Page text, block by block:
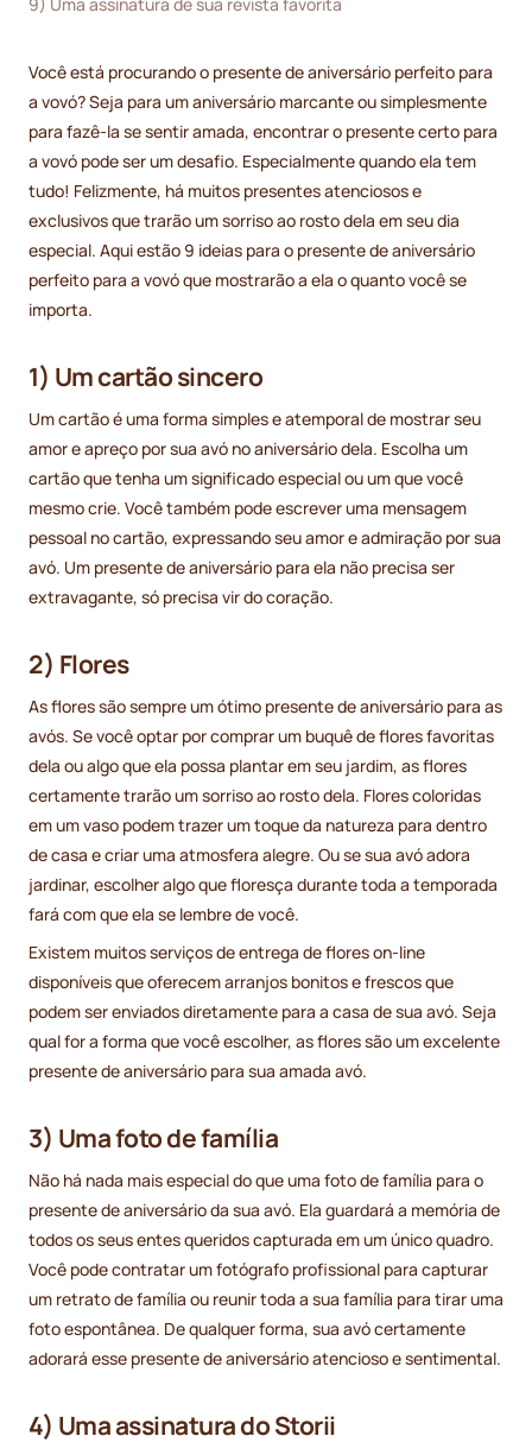
Você está procurando o presente de aniversário perfeito para
a vovó? Seja para um aniversário marcante ou simplesmente
para fazê-la se sentir amada, encontrar o presente certo para
a vovó pode ser um desafio. Especialmente quando ela tem
tudo! Felizmente, há muitos presentes atenciosos e
exclusivos que trarão um sorriso ao rosto dela em seu dia
especial. Aqui estão 9 ideias para o presente de aniversário
perfeito para a vovó que mostrarão a ela o quanto você se
importa.
1) Um cartão sincero
Um cartão é uma forma simples e atemporal de mostrar seu
amor e apreço por sua avó no aniversário dela. Escolha um
cartão que tenha um significado especial ou um que você
mesmo crie. Você também pode escrever uma mensagem
pessoal no cartão, expressando seu amor e admiração por sua
avó. Um presente de aniversário para ela não precisa ser
extravagante, só precisa vir do coração.
2) Flores
As flores são sempre um ótimo presente de aniversário para as
avós. Se você optar por comprar um buquê de flores favoritas
dela ou algo que ela possa plantar em seu jardim, as flores
certamente trarão um sorriso ao rosto dela. Flores coloridas
em um vaso podem trazer um toque da natureza para dentro
de casa e criar uma atmosfera alegre. Ou se sua avó adora
jardinar, escolher algo que floresça durante toda a temporada
fará com que ela se lembre de você.
Existem muitos serviços de entrega de flores on-line
disponíveis que oferecem arranjos bonitos e frescos que
podem ser enviados diretamente para a casa de sua avó. Seja
qual for a forma que você escolher, as flores são um excelente
presente de aniversário para sua amada avó.
3) Uma foto de família
Não há nada mais especial do que uma foto de família para o
presente de aniversário da sua avó. Ela guardará a memória de
todos os seus entes queridos capturada em um único quadro.
Você pode contratar um fotógrafo profissional para capturar
um retrato de família ou reunir toda a sua família para tirar uma
foto espontânea. De qualquer forma, sua avó certamente
adorará esse presente de aniversário atencioso e sentimental.
4) Uma assinatura do Storii